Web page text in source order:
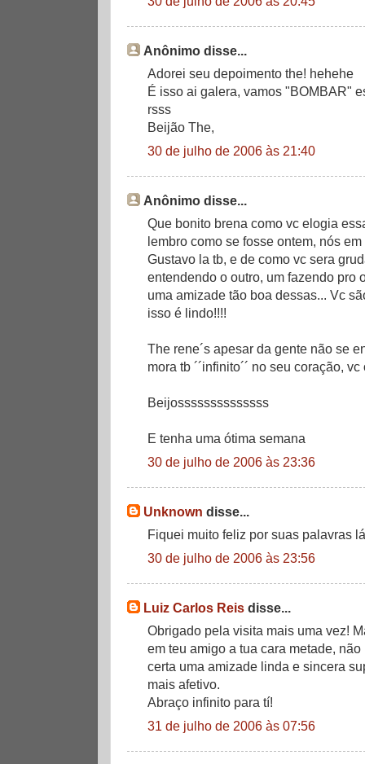
Anônimo disse...
Adorei seu depoimento the! hehehe
É isso ai galera, vamos "BOMBAR"
rsss
Beijão The,
30 de julho de 2006 às 21:40
Anônimo disse...
Que bonito brena como vc elogia
lembro como se fosse ontem, nós
Gustavo la tb, e de como vc sera
entendendo o outro, um fazendo pro
uma amizade tão boa dessas... Vc
isso é lindo!!!!
The rene´s apesar da gente não se
mora tb ´´infinito´´ no seu coração,
Beijossssssssssssss
E tenha uma ótima semana
30 de julho de 2006 às 23:36
Unknown disse...
Fiquei muito feliz por suas palavras
30 de julho de 2006 às 23:56
Luiz Carlos Reis disse...
Obrigado pela visita mais uma vez!
em teu amigo a tua cara metade,
certa uma amizade linda e sincera
mais afetivo.
Abraço infinito para tí!
31 de julho de 2006 às 07:56